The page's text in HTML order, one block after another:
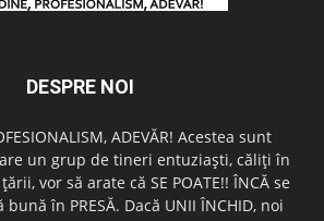
DESPRE NOI
ADEVĂR! Acestea sunt
un grup de tineri entuziaşti, căliţi în
vor să arate că SE POATE!! ÎNCĂ se
în PRESĂ. Dacă UNII ÎNCHID, noi